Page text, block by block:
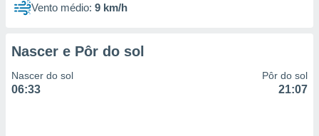
Vento médio: 9 km/h
Nascer e Pôr do sol
Nascer do sol
06:33
Pôr do sol
21:07